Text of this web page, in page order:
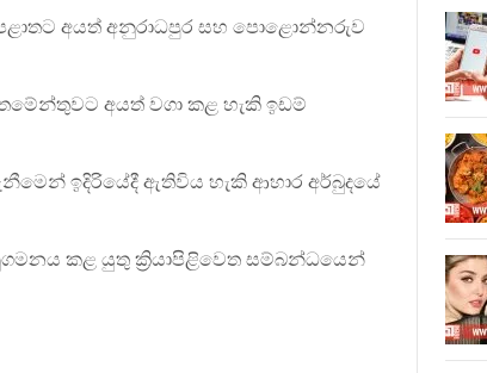
අයත් අනුරාධපුර සහ පොළොන්නරුව
අයත් වගා කළ හැකි ඉඩම්
ඉදිරියේදී ඇතිවිය හැකි ආහාර අර්බුදයේ
කළ යුතු ක්‍රියාපිළිවෙත සම්බන්ධයෙන්